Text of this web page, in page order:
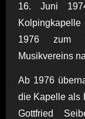
16. Juni
1976 zum
Musikvereins
Ab 1976
die Kapelle als
Gottfried